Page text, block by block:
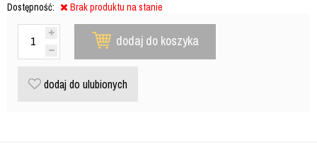
Dostępność: Brak produktu na stanie
dodaj do koszyka
dodaj do ulubionych